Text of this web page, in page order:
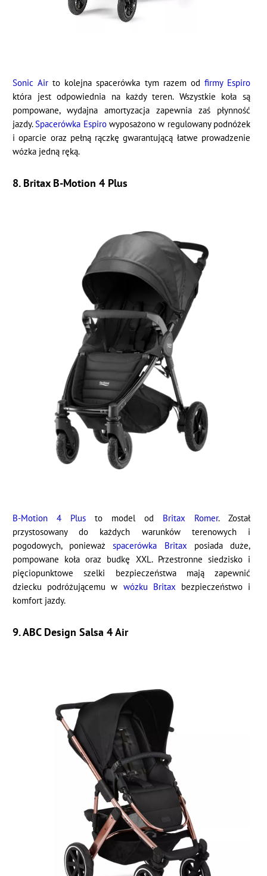
Sonic Air to kolejna spacerówka tym razem od firmy Espiro
która jest odpowiednia na każdy teren. Wszystkie koła są
pompowane, wydajna amortyzacja zapewnia zaś płynność
jazdy.Spacerówka Espirowyposażono w regulowany podnóżek
i oparcie oraz pełną rączkę gwarantującą łatwe prowadzenie
wózka jedną ręką.
8. Britax B-Motion 4 Plus
B-Motion 4 Plus to model od Britax Romer. Został
przystosowany do każdych warunków terenowych i
pogodowych, ponieważspacerówka Britax posiada duże,
pompowane koła oraz budkę XXL. Przestronne siedzisko i
pięciopunktowe szelki bezpieczeństwa mają zapewnić
dziecku podróżującemu w wózku Britax bezpieczeństwo i
komfort jazdy.
9. ABC Design Salsa 4 Air